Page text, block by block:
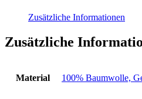
Vichy-
Streifen"
Zusätzliche Informationen
Zusätzliche
Material 100% Baumwolle,